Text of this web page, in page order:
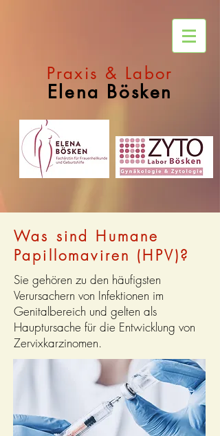
Praxis & Labor
Elena Bösken
Was sind Humane
Papillomaviren (HPV)?
Sie gehören zu den häufigsten
Verursachern von Infektionen im
Genitalbereich und gelten als
Hauptursache für die Entwicklung von
Zervixkarzinomen.